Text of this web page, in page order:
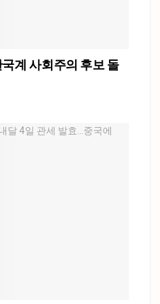
계 사회주의 후보 돌